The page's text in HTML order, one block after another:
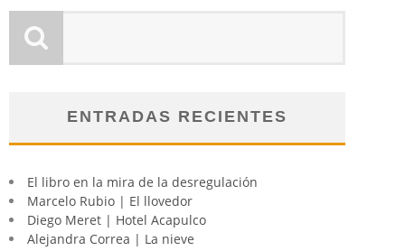
ENTRADAS RECIENTES
El libro en la mira de la desregulación
Marcelo Rubio | El llovedor
Diego Meret | Hotel Acapulco
Alejandra Correa | La nieve